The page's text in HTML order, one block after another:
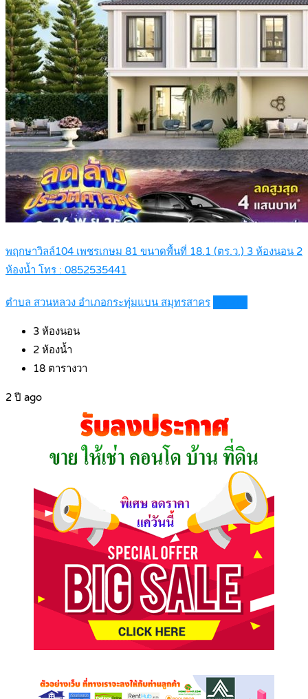
พฤกษาวิลล์104 เพชรเกษม 81 ขนาดพื้นที่ 18.1 (ตร.ว.) 3 ห้องนอน 2
ห้องน้ำ โทร : 0852535441
ตำบล สวนหลวง อำเภอกระทุ่มแบน สมุทรสาคร
3 ห้องนอน
2 ห้องน้ำ
18 ตารางวา
2 ปี ago